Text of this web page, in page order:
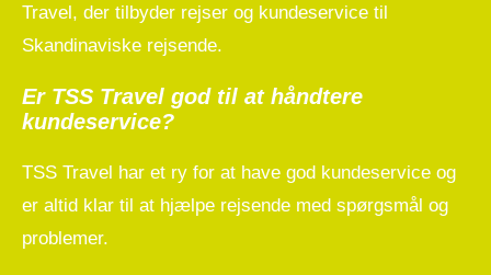
Travel, der tilbyder rejser og kundeservice til
Skandinaviske rejsende.
Er TSS Travel god til at håndtere
kundeservice?
TSS Travel har et ry for at have god kundeservice og
er altid klar til at hjælpe rejsende med spørgsmål og
problemer.